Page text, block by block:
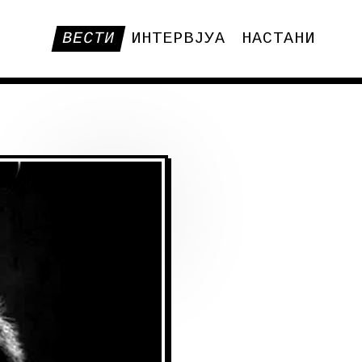
ВЕСТИ ИНТЕРВЈУА НАСТАНИ